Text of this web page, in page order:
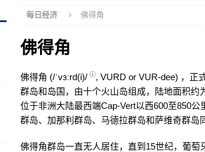
每日经济 佛得角
佛得角
佛得角 (/ˈvɜːrd(i)/ ⓘ, VURD or VUR-dee) ，正
群岛和岛国，由十个火山岛组成，陆地面积约
位于非洲大陆最西端Cap-Vert以西600至850
群岛、加那利群岛、马德拉群岛和萨维奇群岛
佛得角群岛一直无人居住，直到15世纪，葡